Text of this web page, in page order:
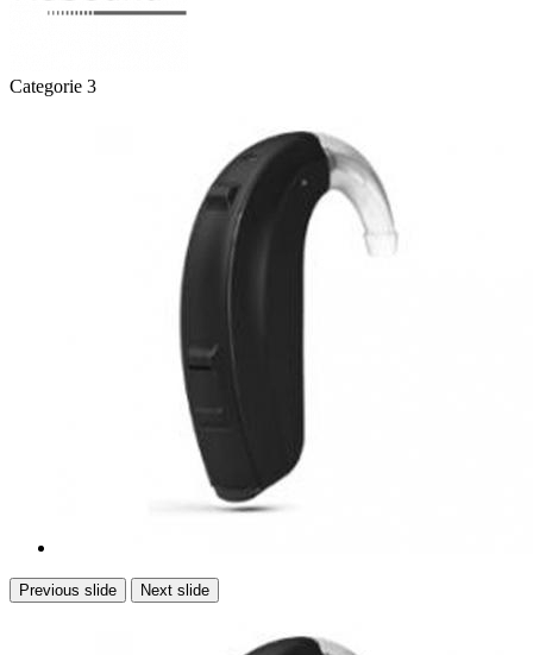
Categorie 3
Previous slide Next slide